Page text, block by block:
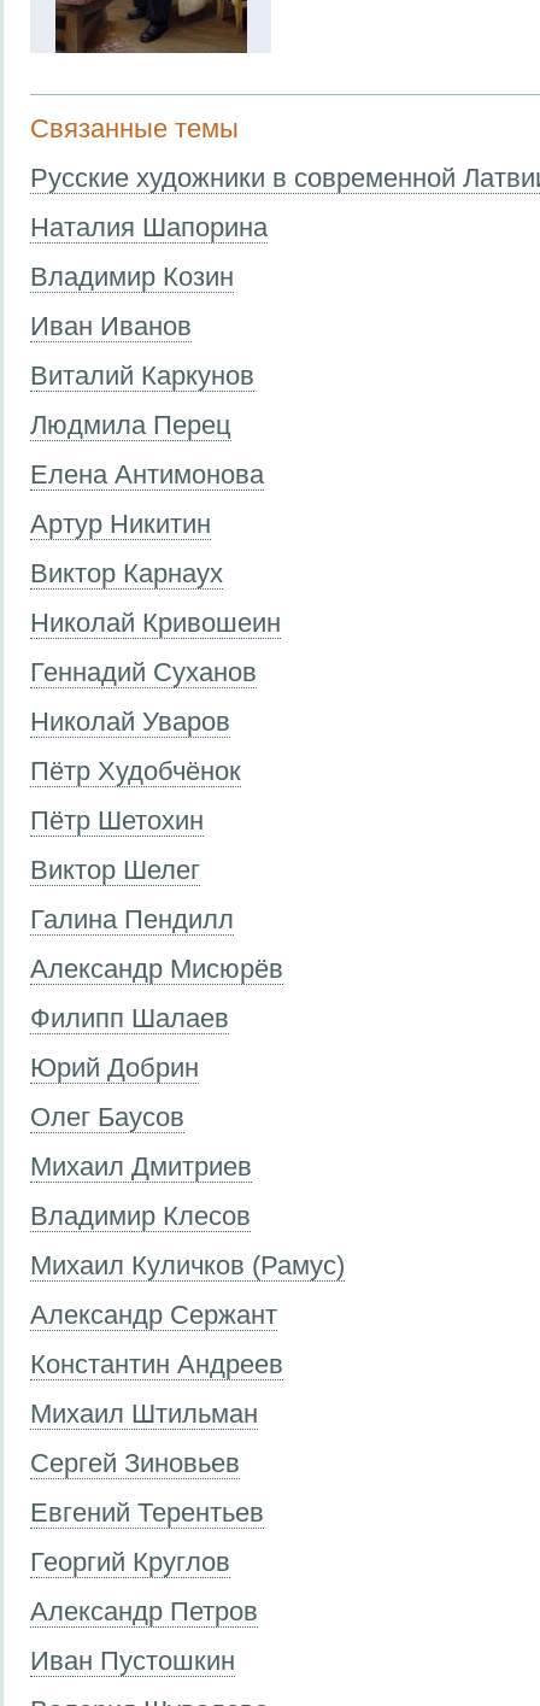
Связанные темы
Русские художники в современной
Наталия Шапорина
Владимир Козин
Иван Иванов
Виталий Каркунов
Людмила Перец
Елена Антимонова
Артур Никитин
Виктор Карнаух
Николай Кривошеин
Геннадий Суханов
Николай Уваров
Пётр Худобчёнок
Пётр Шетохин
Виктор Шелег
Галина Пендилл
Александр Мисюрёв
Филипп Шалаев
Юрий Добрин
Олег Баусов
Михаил Дмитриев
Владимир Клесов
Михаил Куличков (Рамус)
Александр Сержант
Константин Андреев
Михаил Штильман
Сергей Зиновьев
Евгений Терентьев
Георгий Круглов
Александр Петров
Иван Пустошкин